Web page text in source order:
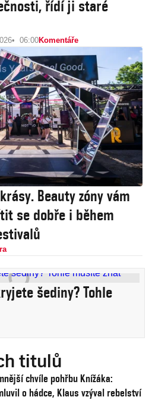
řídí ji staré
06:00Komentáře
Beauty zóny vám
se dobře i během
šediny? Tohle
titulů
chvíle pohřbu Knížáka:
o hádce, Klaus vzýval rebelství